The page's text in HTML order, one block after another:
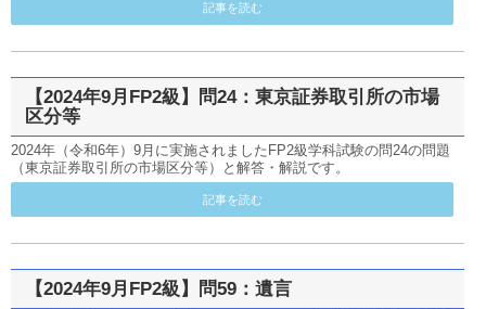
記事を読む
【2024年9月FP2級】問24：東京証券取引所の市場
区分等
2024年（令和6年）9月に実施されましたFP2級学科試験の問24の問題
（東京証券取引所の市場区分等）と解答・解説です。
記事を読む
【2024年9月FP2級】問59：遺言